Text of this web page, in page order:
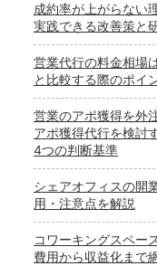
成約率が上がらな
実践できる改善策と
営業代行の料金相場
と比較する際のポイ
営業のアポ獲得を外
アポ獲得代行を検討
4つの判断基準
シェアオフィスの開
用・注意点を解説
コワーキングスペー
費用から収益化まで